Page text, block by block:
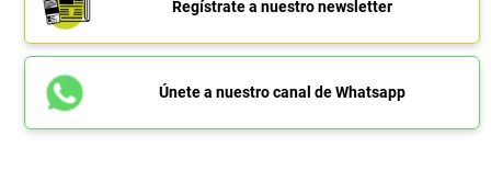
Regístrate a nuestro newsletter
Únete a nuestro canal de Whatsapp